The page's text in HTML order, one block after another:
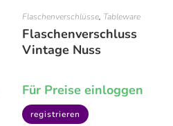
Flaschenverschlüsse, Tableware
Flaschenverschluss
Vintage Nuss
Für Preise einloggen
registrieren